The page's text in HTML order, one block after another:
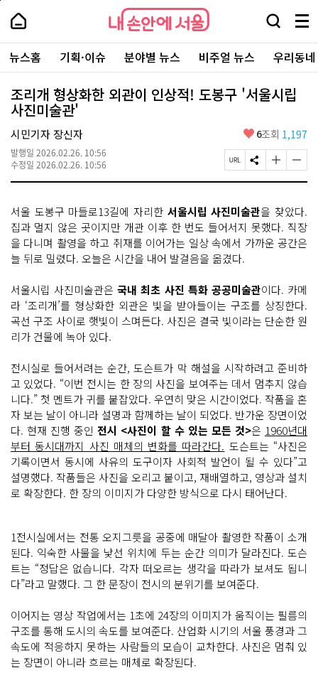
본
로
가
내
손
안
에
서
울
-
서
울
시
대
표
소
통
포
내
손
에
울
검
창
열
기
메
뉴
전
체
보
주
요
서
뉴스홈 기획·이슈 분야별 뉴스 비주얼 뉴스 우리동
조리개 형상화한 외관이 인상적! 도봉구 '서울시립
사진미술관'
시민기자 장신자
발행일 2026.02.26. 10:56
수정일 2026.02.26. 10:56
좋
요
6조회 1,197
페
이
R
L
복
사
S
N
유
하
기
글
자
크
게
변
경
글
자
작
게
변
경
서울 도봉구 마들로13길에 자리한 서울시립 사진미술관을 찾았다.
집과 멀지 않은 곳이지만 개관 이후 한 번도 들어서지 못했다. 직장
을 다니며 촬영을 하고 취재를 이어가는 일상 속에서 가까운 공간은
늘 뒤로 밀렸다. 오늘은 시간을 내어 발걸음을 옮겼다.
서울시립 사진미술관은국내 최초 사진 특화 공공미술관이다. 카메
라 ‘조리개’를 형상화한 외관은 빛을 받아들이는 구조를 상징한다.
곡선 구조 사이로 햇빛이 스며든다. 사진은 결국 빛이라는 단순한 원
리가 건물에 녹아 있다.
전시실로 들어서려는 순간, 도슨트가 막 해설을 시작하려고 준비하
고 있었다. “이번 전시는 한 장의 사진을 보여주는 데서 멈추지 않습
니다.” 첫 멘트가 귀를 붙잡았다. 우연히 맞은 시간이었다. 작품을 혼
자 보는 날이 아니라 설명과 함께하는 날이 되었다. 반가운 장면이었
다. 현재 진행 중인전시 <사진이 할 수 있는 모든 것>은 1960년대
부터 동시대까지 사진 매체의 변화를 따라간다. 도슨트는 “사진은
기록이면서 동시에 사유의 도구이자 사회적 발언이 될 수 있다”고
설명했다. 작품들은 사진을 오리고 붙이고, 재배열하고, 영상과 설치
로 확장한다. 한 장의 이미지가 다양한 방식으로 다시 태어난다.
1전시실에서는 전통 오지그릇을 공중에 매달아 촬영한 작품이 소개
된다. 익숙한 사물을 낯선 위치에 두는 순간 의미가 달라진다. 도슨
트는 “정답은 없습니다. 각자 떠오르는 생각을 따라가 보셔도 됩니
다”라고 말했다. 그 한 문장이 전시의 분위기를 보여준다.
이어지는 영상 작업에서는 1초에 24장의 이미지가 움직이는 필름의
구조를 통해 도시의 속도를 보여준다. 산업화 시기의 서울 풍경과 그
속도에 적응하지 못하는 사람들의 모습이 교차한다. 사진은 멈춰 있
는 장면이 아니라 흐르는 매체로 확장된다.
페
상
단
로